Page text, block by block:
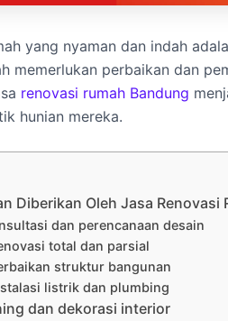
yang nyaman dan indah
memerlukan perbaikan dan
renovasi rumah Bandung
hunian mereka.
Diberikan Oleh Jasa Renovasi
dan perencanaan desain
total dan parsial
struktur bangunan
listrik dan plumbing
dan dekorasi interior